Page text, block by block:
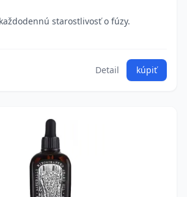
starostlivosť o fúzy.
Detail kúpiť